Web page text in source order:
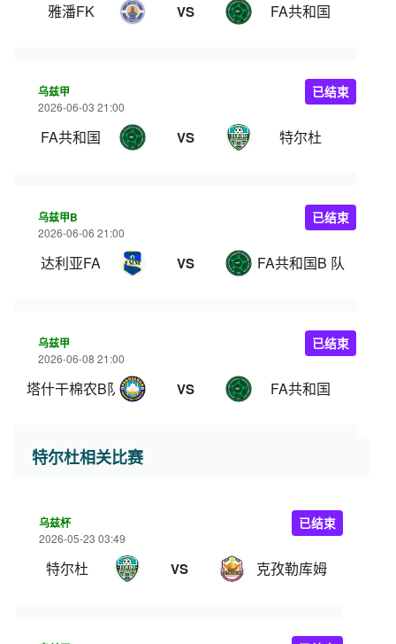
雅潘FK VS FA共和国
乌兹甲
2026-06-03 21:00
FA共和国 VS 特尔杜
已结束
乌兹甲B
2026-06-06 21:00
达利亚FA VS FA共和国B 队
已结束
乌兹甲
2026-06-08 21:00
塔什干棉农B队 VS FA共和国
已结束
特尔杜相关比赛
乌兹杯
2026-05-23 03:49
特尔杜 VS 克孜勒库姆
已结束